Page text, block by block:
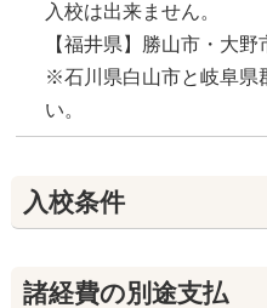
入校は出来ません。
【福井県】勝山市・大野
※石川県白山市と岐阜県
い。
入校条件
諸経費の別途支払